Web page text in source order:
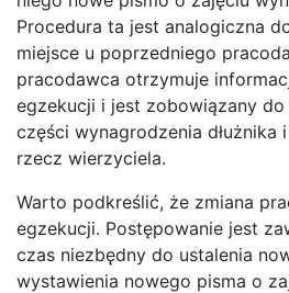
Procedura ta jest analogiczna
miejsce u poprzedniego
pracodawca otrzymuje
egzekucji i jest zobowiązany
części wynagrodzenia dłużnika
rzecz wierzyciela.
Warto podkreślić, że zmiana
egzekucji. Postępowanie jest
czas niezbędny do ustalenia
wystawienia nowego pisma o